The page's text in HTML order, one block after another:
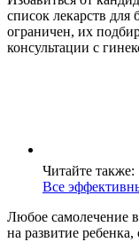
список лекарств для
ограничен, их
консультации с
Читайте также:
Все
Любое самолечение
на развитие